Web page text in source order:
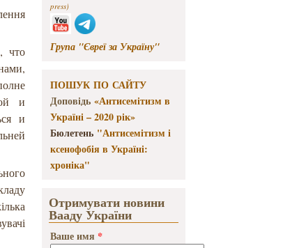
что
и
и
press)
Група "Євреї за Україну"
ПОШУК ПО САЙТУ
Доповідь «Антисемітизм в
Україні – 2020 рік»
Бюлетень "Антисемітизм і
ксенофобія в Україні:
хроніка"
Отримувати новини
Вааду України
Ваше имя *